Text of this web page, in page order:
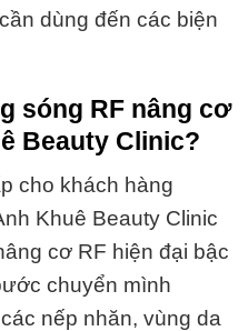
dùng đến các biện
sóng RF nâng cơ
Beauty Clinic?
cho khách hàng
Khuê Beauty Clinic
cơ RF hiện đại bậc
chuyển mình
nếp nhăn, vùng da